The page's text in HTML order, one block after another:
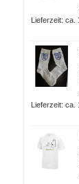
Lieferzeit: ca.
Lieferzeit: ca.